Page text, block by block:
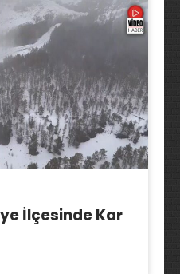
İlçesinde Kar